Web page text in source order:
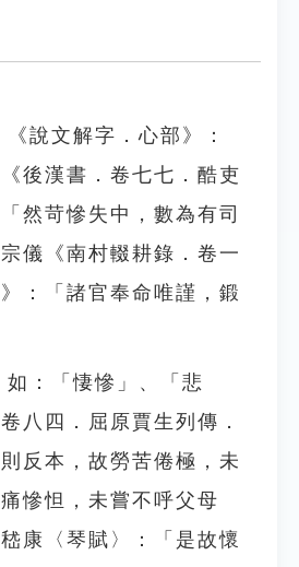
說文解字．心部》：
後漢書．卷七七．酷吏
然苛慘失中，數為有司
儀《南村輟耕錄．卷一
：「諸官奉命唯謹，鍛
：「悽慘」、「悲
八四．屈原賈生列傳．
反本，故勞苦倦極，未
慘怛，未嘗不呼父母
康〈琴賦〉：「是故懷